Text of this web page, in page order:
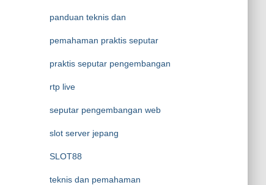
panduan teknis dan
pemahaman praktis seputar
praktis seputar pengembangan
rtp live
seputar pengembangan web
slot server jepang
SLOT88
teknis dan pemahaman